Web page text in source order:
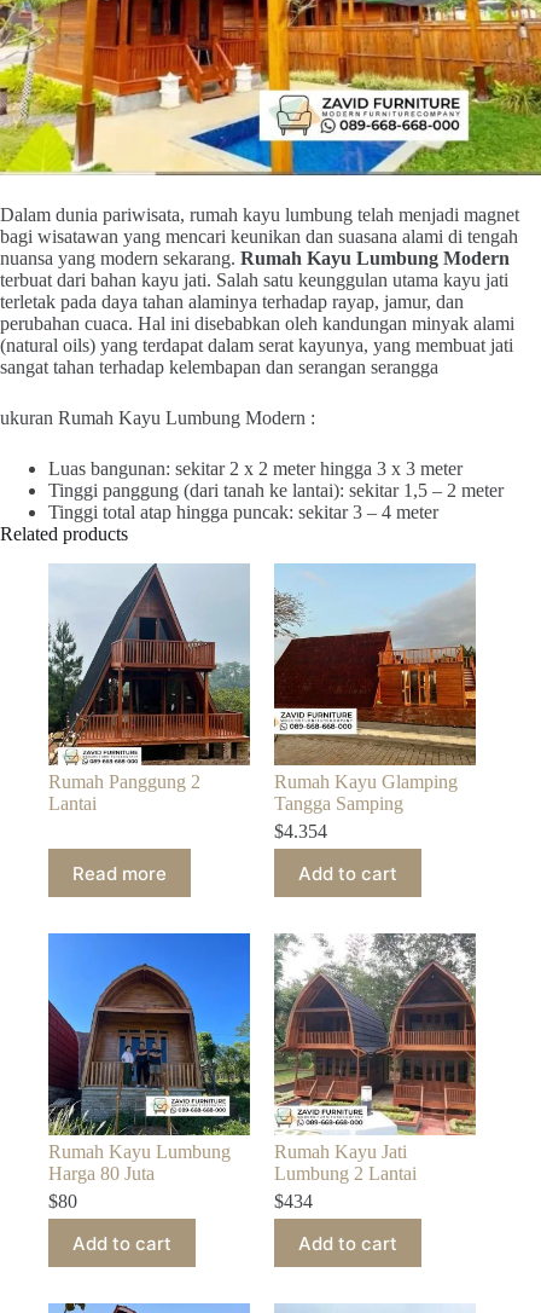
Dalam dunia pariwisata, rumah kayu lumbung telah menjadi magnet
bagi wisatawan yang mencari keunikan dan suasana alami di tengah
nuansa yang modern sekarang. Rumah Kayu Lumbung Modern
terbuat dari bahan kayu jati. Salah satu keunggulan utama kayu jati
terletak pada daya tahan alaminya terhadap rayap, jamur, dan
perubahan cuaca. Hal ini disebabkan oleh kandungan minyak alami
(natural oils) yang terdapat dalam serat kayunya, yang membuat jati
sangat tahan terhadap kelembapan dan serangan serangga
ukuran Rumah Kayu Lumbung Modern :
Luas bangunan: sekitar 2 x 2 meter hingga 3 x 3 meter
Tinggi panggung (dari tanah ke lantai): sekitar 1,5 – 2 meter
Tinggi total atap hingga puncak: sekitar 3 – 4 meter
Related products
Rumah Panggung 2
Lantai
Read more
Rumah Kayu Glamping
Tangga Samping
$4.354
Add to cart
Rumah Kayu Lumbung
Harga 80 Juta
$80
Add to cart
Rumah Kayu Jati
Lumbung 2 Lantai
$434
Add to cart